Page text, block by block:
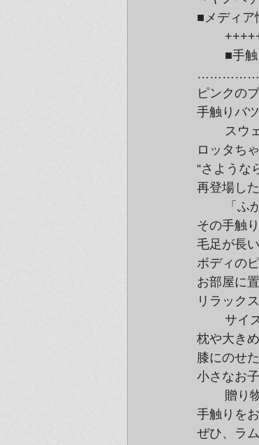
■メディア
ピンクの
手触りバ
ロッタち
“さような
再登場し
その手触
毛足が長
ボディの
お部屋に
リラック
枕や大き
膝にのせ
小さなお
手触りを
ぜひ、ラ